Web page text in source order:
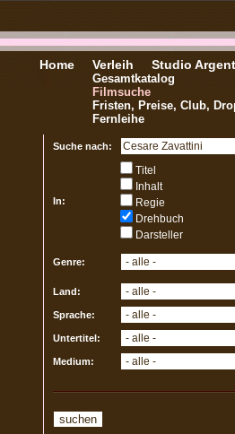
Home Verleih
Gesamtkatalog
Filmsuche
Fristen, Preise, Club,
Fernleihe
Studio
Suche nach:
In:
Titel
Inhalt
Regie
Drehbuch
Darsteller
Genre:
Land:
Sprache:
Untertitel:
Medium: